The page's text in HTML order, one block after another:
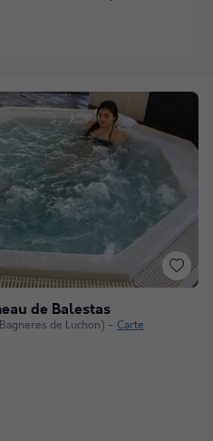
de Balestas
de Luchon) Carte